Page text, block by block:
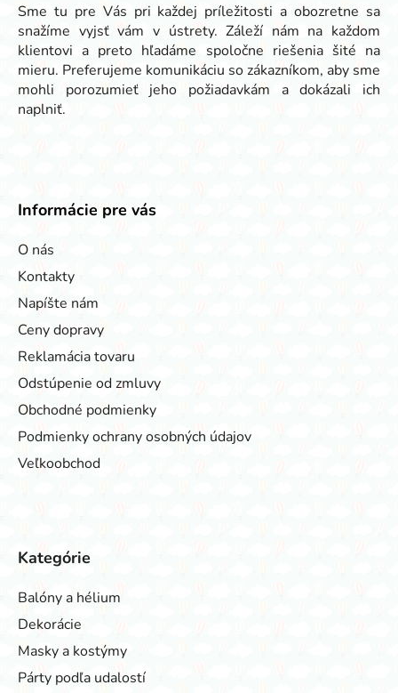
Sme tu pre Vás pri každej príležitosti a obozretne sa
snažíme vyjsť vám v ústrety. Záleží nám na každom
klientovi a preto hľadáme spoločne riešenia šité na
mieru. Preferujeme komunikáciu so zákazníkom, aby sme
mohli porozumieť jeho požiadavkám a dokázali ich
naplniť.
Informácie pre vás
O nás
Kontakty
Napíšte nám
Ceny dopravy
Reklamácia tovaru
Odstúpenie od zmluvy
Obchodné podmienky
Podmienky ochrany osobných údajov
Veľkoobchod
Kategórie
Balóny a hélium
Dekorácie
Masky a kostýmy
Párty podľa udalostí